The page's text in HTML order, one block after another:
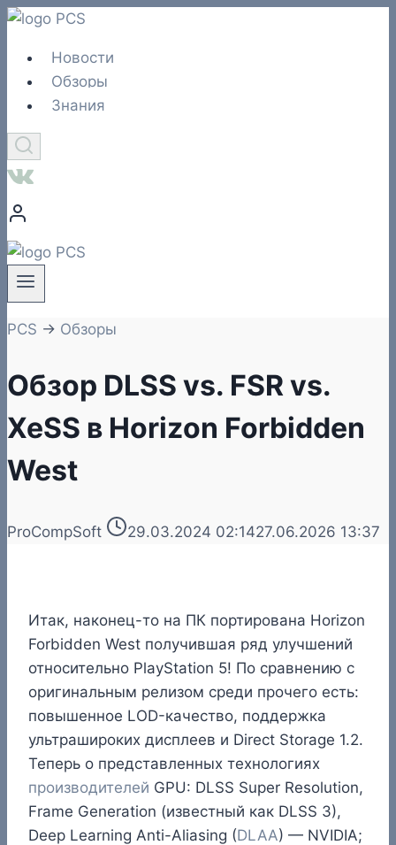
Перейти
содержимому
Новости
Обзоры
Знания
PCS → Обзоры
Обзор DLSS vs. FSR vs.
XeSS в Horizon Forbidden
West
ProCompSoft 29.03.2024 02:1427.06.2026 13:37
Итак, наконец-то на ПК портирована Horizon
Forbidden West получившая ряд улучшений
относительно PlayStation 5! По сравнению с
оригинальным релизом среди прочего есть:
повышенное LOD-качество, поддержка
ультрашироких дисплеев и Direct Storage 1.2.
Теперь о представленных технологиях
производителей GPU: DLSS Super Resolution,
Frame Generation (известный как DLSS 3),
Deep Learning Anti-Aliasing (DLAA) — NVIDIA;